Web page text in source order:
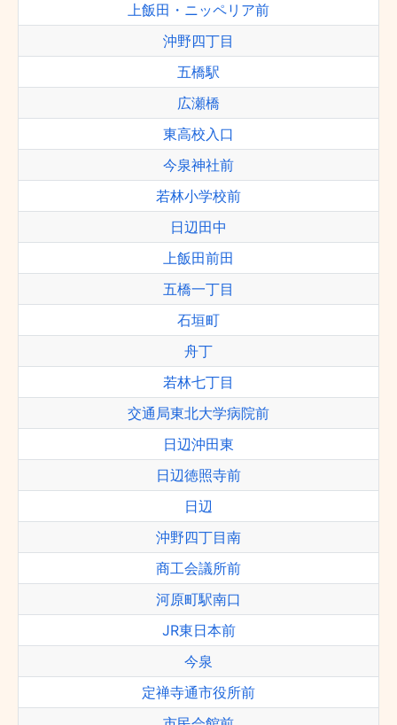
上飯田・ニッペリア前
沖野四丁目
五橋駅
広瀬橋
東高校入口
今泉神社前
若林小学校前
日辺田中
上飯田前田
五橋一丁目
石垣町
舟丁
若林七丁目
交通局東北大学病院前
日辺沖田東
日辺徳照寺前
日辺
沖野四丁目南
商工会議所前
河原町駅南口
JR東日本前
今泉
定禅寺通市役所前